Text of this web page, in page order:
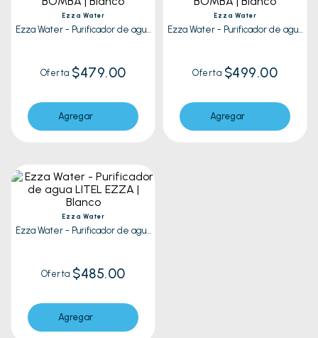
Ezza Water
Ezza Water - Purificador de agua
Oferta $479.00
Agregar
Ezza Water
Ezza Water - Purificador de agua
Oferta $499.00
Agregar
Ezza Water
Ezza Water - Purificador de agua
Oferta $485.00
Agregar